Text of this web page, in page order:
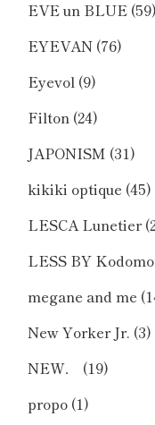
EVE un BLUE (59)
EYEVAN (76)
Eyevol (9)
Filton (24)
JAPONISM (31)
kikiki optique (45)
LESCA Lunetier
LESS BY Kodomo
megane and me
New Yorker Jr. (3)
NEW．
(19)
propo (1)